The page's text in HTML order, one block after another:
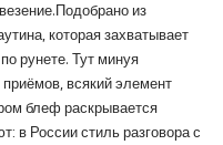
из
которая захватывает
рунете. Тут минуя
всякий элемент
блеф раскрывается
в России стиль разговора с